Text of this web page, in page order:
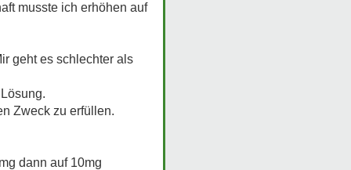
musste ich erhöhen auf
geht es schlechter als
Zweck zu erfüllen.
dann auf 10mg